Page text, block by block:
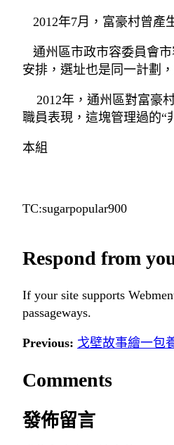
2012年7月，富豪村曾產
通州區市政市容委員會市
安排，選址也是同一計劃
2012年，通州區對富豪
職員表現，這塊管理過的“
本組
TC:sugarpopular900
Respond from
If your site supports
passageways.
Previous: 戈壁故事繪一包
Comments
發佈留言